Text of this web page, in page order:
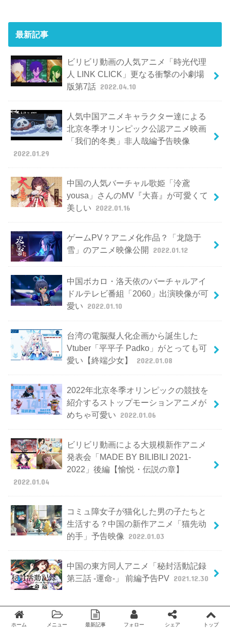
最新記事
ビリビリ動画の人気アニメ「時光代理
人 LINK CLICK」更なる衝撃の小劇場
版第7話 2022.04.10
人気中国アニメキャラクター達による
北京冬季オリンピック公認アニメ映画
「我们的冬奥」非人哉編予告映像
2022.01.29
中国の人気バーチャル歌姫「泠鳶
yousa」さんのMV『大喜』が可愛くて
美しい 2022.01.16
ゲームPV？アニメ化作品？「龙隐于
雪」のアニメ映像公開 2022.01.12
中国ボカロ・洛天依のバーチャルアイ
ドルテレビ番組「2060」出演映像が可
愛い 2022.01.10
台湾の電脳擬人化企画から誕生した
Vtuber「平平子 Padko」がとっても可
愛い【終端少女】
2022.01.08
2022年北京冬季オリンピックの競技を
紹介するストップモーションアニメが
めちゃ可愛い 2022.01.06
ビリビリ動画による大規模新作アニメ
発表会「MADE BY BILIBILI 2021-
2022」後編【愉悦・伝説の章】
2022.01.04
コミュ障女子が猫化した男の子たちと
生活する？中国の新作アニメ「猫先动
的手」予告映像
2022.01.03
中国の東方同人アニメ「秘封活動記録
第三話 -運命-」 前編予告PV 2021.12.30
ホーム メニュー 最新記事 フォロー シェア トップ
Twitter facebook